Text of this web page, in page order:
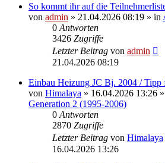
So kommt ihr auf die
von admin » 21.04.2026 08:19 » in
0 Antworten
3426 Zugriffe
Letzter Beitrag von admin
21.04.2026 08:19
Einbau Heizung JC Bj. 2004 / Tipp
von Himalaya » 16.04.2026 13:26
Generation 2 (1995-2006)
0 Antworten
2870 Zugriffe
Letzter Beitrag von Himalaya
16.04.2026 13:26